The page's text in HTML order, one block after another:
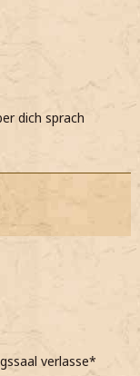
dich sprach
verlasse*